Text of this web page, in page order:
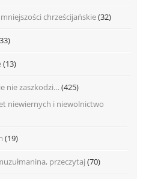
chrześcijańskie(32)
(13)
nie zaszkodzi… (425)
niewiernych i niewolnictwo
(19)
przeczytaj (70)